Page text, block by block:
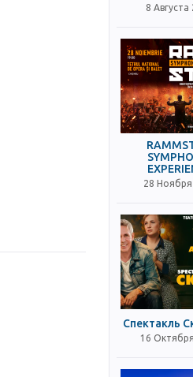
8 Августа
28 Ноября
Спектакль
16